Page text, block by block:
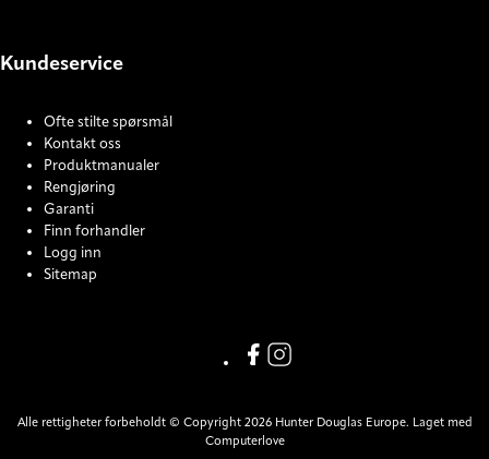
Kundeservice
Ofte stilte spørsmål
Kontakt oss
Produktmanualer
Rengjøring
Garanti
Finn forhandler
Logg inn
Sitemap
Facebook
Instagram
Alle rettigheter forbeholdt © Copyright 2026 Hunter Douglas Europe. Laget med
Computerlove